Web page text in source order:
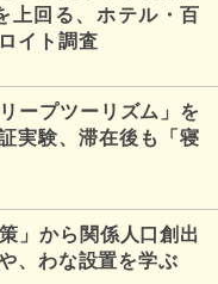
上回る、ホテル・百
イト調査
ープツーリズム」を
実験、滞在後も「寝
」から関係人口創出
、わな設置を学ぶ